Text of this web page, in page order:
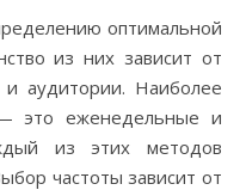
оптимальной
из них зависит от
и аудитории. Наиболее
— это еженедельные и
из этих методов
частоты зависит от